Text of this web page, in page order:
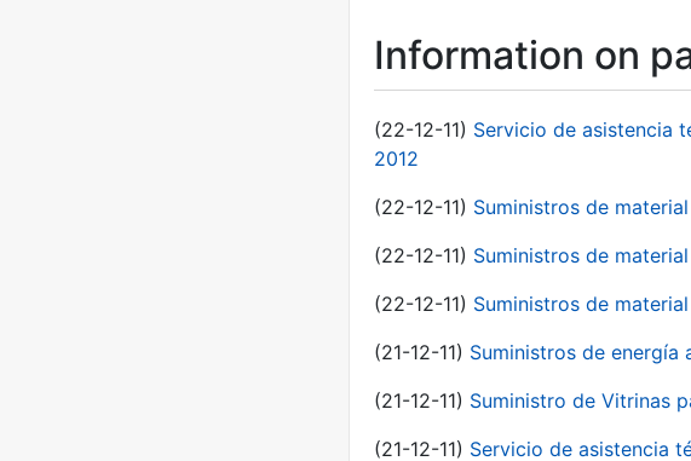
Information on
(22-12-11) Servicio de asistencia
2012
(22-12-11) Suministros de
(22-12-11) Suministros de
(22-12-11) Suministros de
(21-12-11) Suministros de energía
(21-12-11) Suministro de Vitrinas
(21-12-11) Servicio de asistencia